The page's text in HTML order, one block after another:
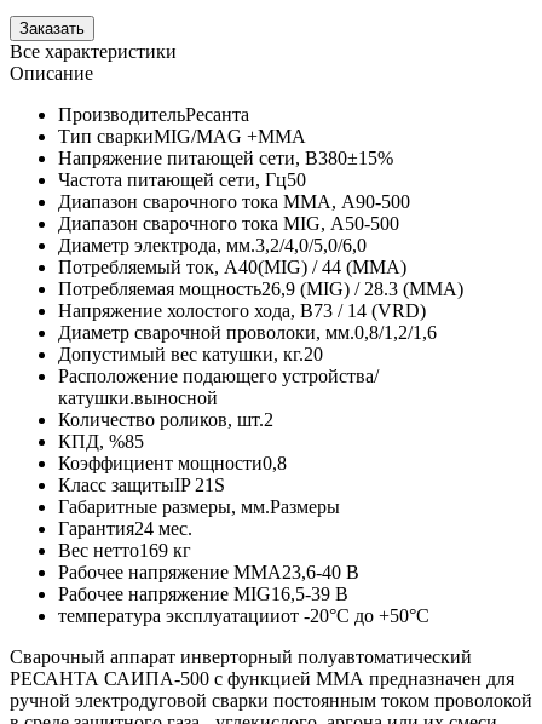
Все характеристики
Описание
ПроизводительРесанта
Тип сваркиMIG/MAG +MMA
Напряжение питающей сети, В380±15%
Частота питающей сети, Гц50
Диапазон сварочного тока MMA, А90-500
Диапазон сварочного тока MIG, А50-500
Диаметр электрода, мм.3,2/4,0/5,0/6,0
Потребляемый ток, А40(MIG) / 44 (MMA)
Потребляемая мощность26,9 (MIG) / 28.3 (MMA)
Напряжение холостого хода, В73 / 14 (VRD)
Диаметр сварочной проволоки, мм.0,8/1,2/1,6
Допустимый вес катушки, кг.20
Расположение подающего устройства/
катушки.выносной
Количество роликов, шт.2
КПД, %85
Коэффициент мощности0,8
Класс защитыIP 21S
Габаритные размеры, мм.Размеры
Гарантия24 мес.
Вес нетто169 кг
Рабочее напряжение MMA23,6-40 В
Рабочее напряжение MIG16,5-39 В
температура эксплуатацииот -20°С до +50°С
Сварочный аппарат инверторный полуавтоматический
РЕСАНТА САИПА-500 с функцией ММА предназначен для
ручной электродуговой сварки постоянным током проволокой